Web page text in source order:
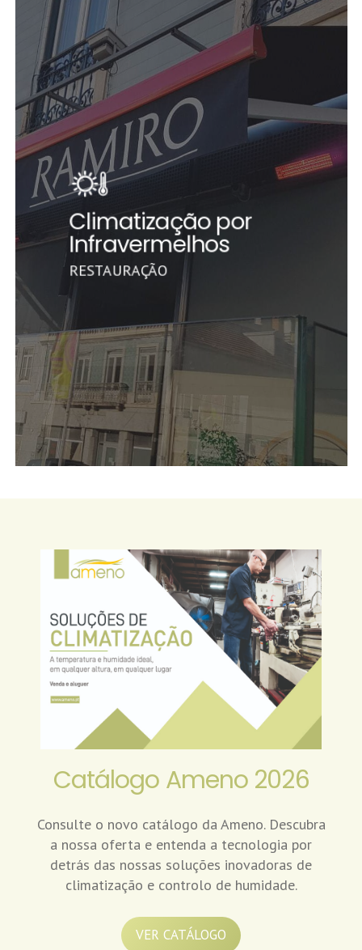
Climatização por
Infravermelhos
RESTAURAÇÃO
Catálogo Ameno 2026
Consulte o novo catálogo da Ameno. Descubra
a nossa oferta e entenda a tecnologia por
detrás das nossas soluções inovadoras de
climatização e controlo de humidade.
VER CATÁLOGO